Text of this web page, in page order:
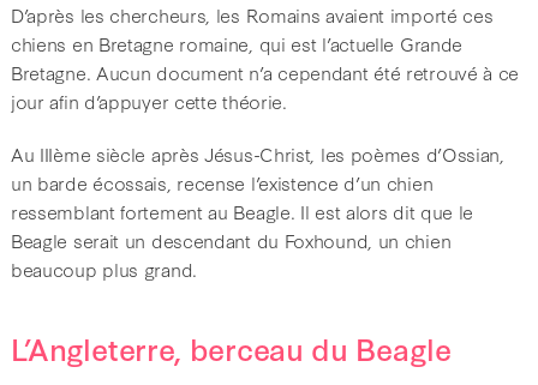
D’après les chercheurs, les Romains avaient importé ces
chiens en Bretagne romaine, qui est l’actuelle Grande
Bretagne. Aucun document n’a cependant été retrouvé à ce
jour afin d’appuyer cette théorie.
Au IIIème siècle après Jésus-Christ, les poèmes d’Ossian,
un barde écossais, recense l’existence d’un chien
ressemblant fortement au Beagle. Il est alors dit que le
Beagle serait un descendant du Foxhound, un chien
beaucoup plus grand.
L’Angleterre, berceau du Beagle